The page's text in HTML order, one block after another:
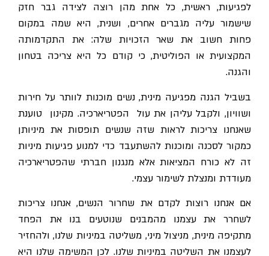
לפגיעות, ראשית, כל אחת מהן רוצה לצידה גבר חזק
שישמור עליה מגברים אחרים, ושנית, היא שמה במקום
פחות חשוב את שאר הזכויות שלה: את התקדמותה
המקצועית או הפוליטית, כי קודם כל היא צריכה בטחון
והגנה.
בשביל הגנה מפגיעה מינית, נשים מוכנות לוותר על חירות
ושוויון, ולקבל עליהן את עול הפטריארכיה. מקינון טוענת
שאנחנו צריכות לראות שזה שנשים תופסות את מיניותן
כמקור לסכנה ומוכנות להשתעבד כדי למנוע פגיעות מיניות
זה לא כורח המציאות אלא מנגנון חברתי שהפטריארכיה
מעודדת ומנצלת לשימור עצמי.
אם אנחנו רוצות לקדם את שחרור הנשים, אנחנו צריכות
לשחרר את עצמנו מהמבנים שנוטעים בנו את הפחד
מתקיפה מינית, מניצול מיני, משליטה במיניות שלנו, ולהחזיר
לעצמנו את השליטה במיניות שלנו.לכן המשימה שלנו היא